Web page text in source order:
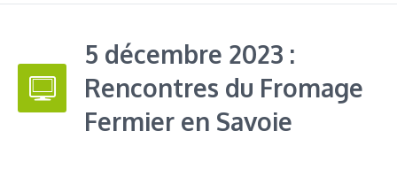
5 décembre 2023 :
Rencontres du Fromage
Fermier en Savoie